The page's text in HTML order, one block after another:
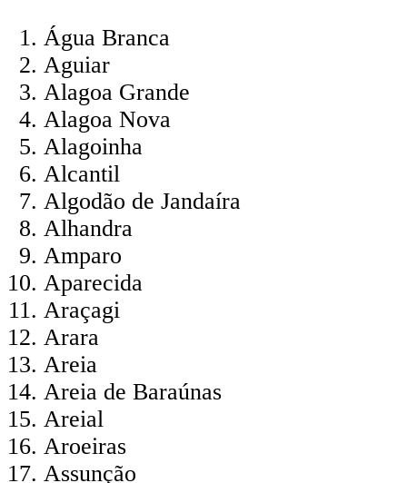
Água Branca
Aguiar
Alagoa Grande
Alagoa Nova
Alagoinha
Alcantil
Algodão de Jandaíra
Alhandra
Amparo
Aparecida
Araçagi
Arara
Areia
Areia de Baraúnas
Areial
Aroeiras
Assunção